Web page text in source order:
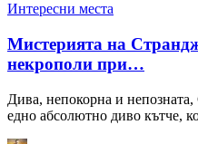
Интересни места
Мистерията на
некрополи при…
Дива, непокорна и
едно абсолютно диво кътче,